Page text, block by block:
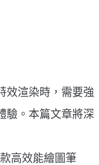
效渲染時，需要強
驗。本篇文章將深
高效能繪圖筆